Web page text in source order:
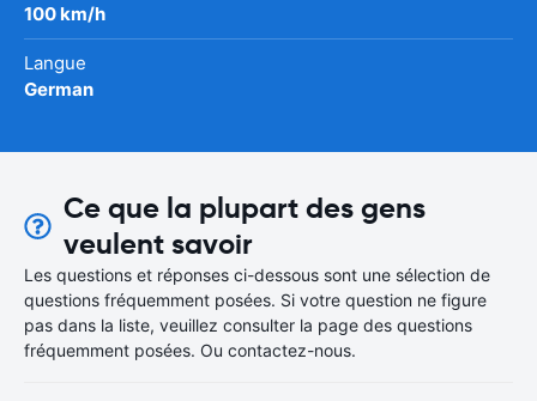
100 km/h
Langue
German
Ce que la plupart des gens
veulent savoir
Les questions et réponses ci-dessous sont une sélection de
questions fréquemment posées. Si votre question ne figure
pas dans la liste, veuillez consulter la page des questions
fréquemment posées. Ou contactez-nous.